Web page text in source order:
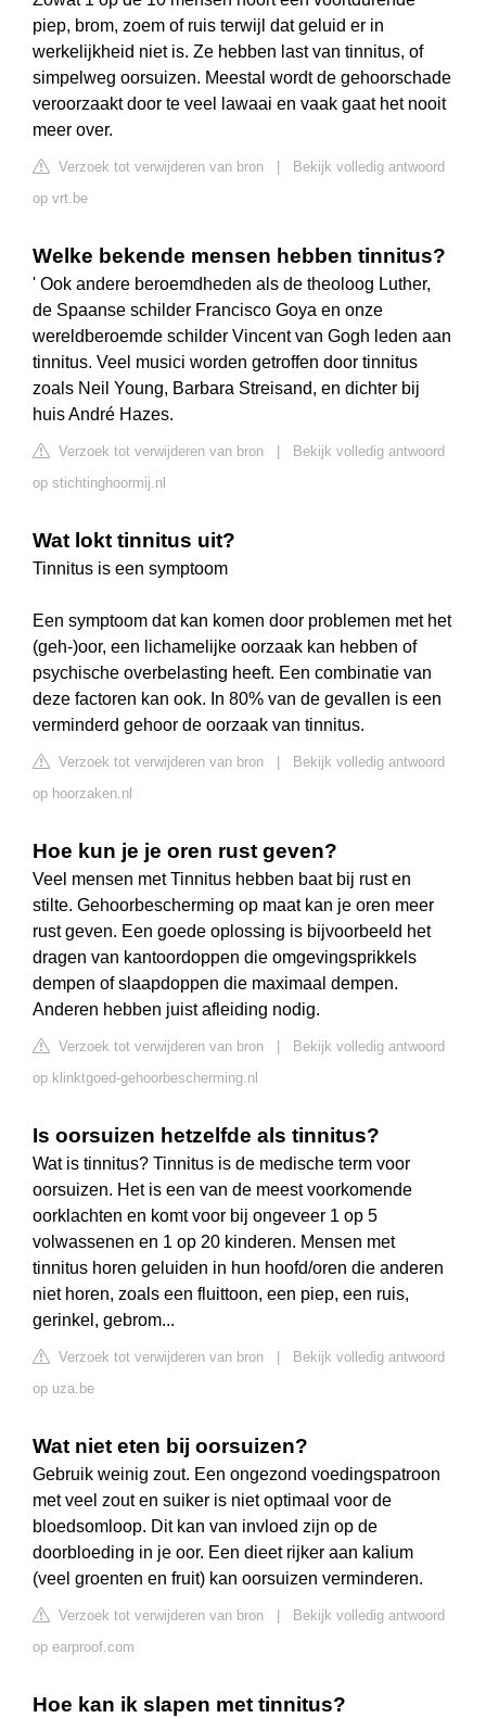
piep, brom, zoem of ruis terwijl dat geluid er in
werkelijkheid niet is. Ze hebben last van tinnitus, of
simpelweg oorsuizen. Meestal wordt de gehoorschade
veroorzaakt door te veel lawaai en vaak gaat het nooit
meer over.
Verzoek tot verwijderen van bron
Bekijk volledig antwoord
op vrt.be
Welke bekende mensen hebben tinnitus?
' Ook andere beroemdheden als de theoloog Luther,
de Spaanse schilder Francisco Goya en onze
wereldberoemde schilder Vincent van Gogh leden aan
tinnitus. Veel musici worden getroffen door tinnitus
zoals Neil Young, Barbara Streisand, en dichter bij
huis André Hazes.
Verzoek tot verwijderen van bron
Bekijk volledig antwoord
op stichtinghoormij.nl
Wat lokt tinnitus uit?
Tinnitus is een symptoom
Een symptoom dat kan komen door problemen met het
(geh-)oor, een lichamelijke oorzaak kan hebben of
psychische overbelasting heeft. Een combinatie van
deze factoren kan ook. In 80% van de gevallen is een
verminderd gehoor de oorzaak van tinnitus.
Verzoek tot verwijderen van bron
Bekijk volledig antwoord
op hoorzaken.nl
Hoe kun je je oren rust geven?
Veel mensen met Tinnitus hebben baat bij rust en
stilte. Gehoorbescherming op maat kan je oren meer
rust geven. Een goede oplossing is bijvoorbeeld het
dragen van kantoordoppen die omgevingsprikkels
dempen of slaapdoppen die maximaal dempen.
Anderen hebben juist afleiding nodig.
Verzoek tot verwijderen van bron
Bekijk volledig antwoord
op klinktgoed-gehoorbescherming.nl
Is oorsuizen hetzelfde als tinnitus?
Wat is tinnitus? Tinnitus is de medische term voor
oorsuizen. Het is een van de meest voorkomende
oorklachten en komt voor bij ongeveer 1 op 5
volwassenen en 1 op 20 kinderen. Mensen met
tinnitus horen geluiden in hun hoofd/oren die anderen
niet horen, zoals een fluittoon, een piep, een ruis,
gerinkel, gebrom...
Verzoek tot verwijderen van bron
Bekijk volledig antwoord
op uza.be
Wat niet eten bij oorsuizen?
Gebruik weinig zout. Een ongezond voedingspatroon
met veel zout en suiker is niet optimaal voor de
bloedsomloop. Dit kan van invloed zijn op de
doorbloeding in je oor. Een dieet rijker aan kalium
(veel groenten en fruit) kan oorsuizen verminderen.
Verzoek tot verwijderen van bron
Bekijk volledig antwoord
op earproof.com
Hoe kan ik slapen met tinnitus?